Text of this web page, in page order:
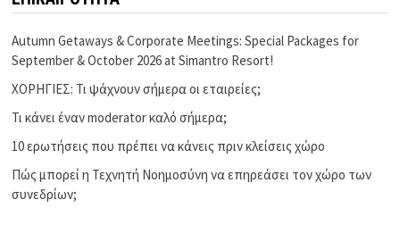
Autumn Getaways & Corporate Meetings: Special Packages for
September & October 2026 at Simantro Resort!
ΧΟΡΗΓΙΕΣ: Τι ψάχνουν σήμερα οι εταιρείες;
Τι κάνει έναν moderator καλό σήμερα;
10 ερωτήσεις που πρέπει να κάνεις πριν κλείσεις χώρο
Πώς μπορεί η Τεχνητή Νοημοσύνη να επηρεάσει τον χώρο των
συνεδρίων;